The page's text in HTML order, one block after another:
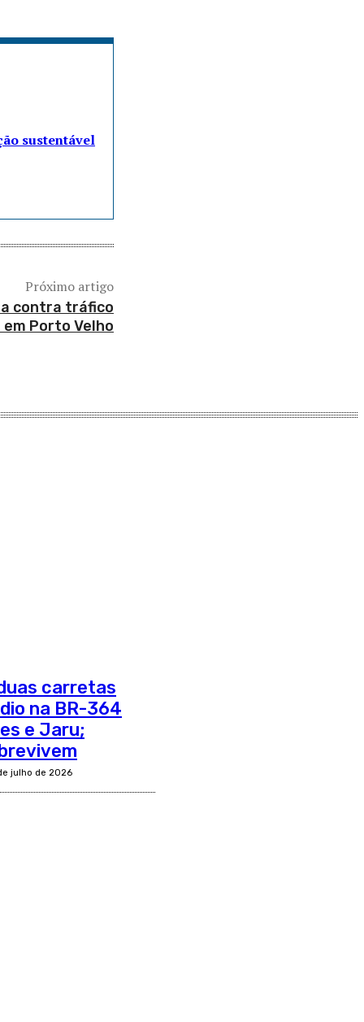
sustentável
Próximo artigo
contra tráfico
Porto Velho
carretas
na BR-364
e Jaru;
julho de 2026